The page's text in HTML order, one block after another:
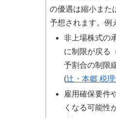
の優遇は縮小また
予想されます。例
非上場株式の
に制限が戻る
予割合の制限
(辻・本郷 税理
雇用確保要件
くなる可能性